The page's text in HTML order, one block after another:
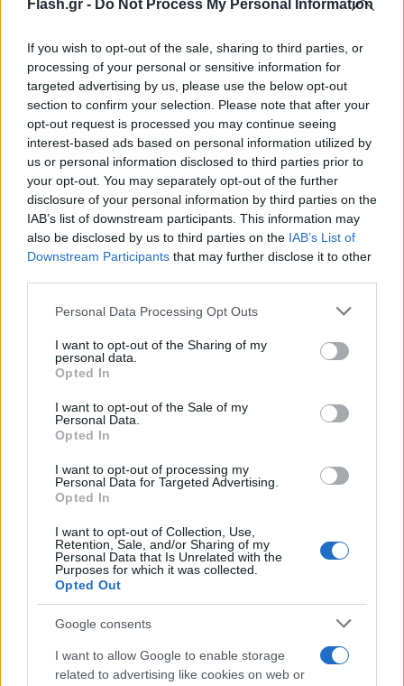
Flash.gr - Do Not Process My Personal Information
If you wish to opt-out of the sale, sharing to third parties, or
processing of your personal or sensitive information for
targeted advertising by us, please use the below opt-out
section to confirm your selection. Please note that after your
opt-out request is processed you may continue seeing
interest-based ads based on personal information utilized by
us or personal information disclosed to third parties prior to
your opt-out. You may separately opt-out of the further
disclosure of your personal information by third parties on the
IAB’s list of downstream participants. This information may
also be disclosed by us to third parties on the IAB’s List of
Downstream Participants that may further disclose it to other
Please note that this website/app uses one or more Google
not limited to your visit or usage behaviour. You may click to
grant or deny consent to Google and its third-party tags to
use your data for below specified purposes in below Google
consent section.
Personal Data Processing Opt Outs
I want to opt-out of the Sharing of my
personal data.
Opted In
I want to opt-out of the Sale of my
Personal Data.
Opted In
I want to opt-out of processing my
Personal Data for Targeted Advertising.
Opted In
I want to opt-out of Collection, Use,
Retention, Sale, and/or Sharing of my
Personal Data that Is Unrelated with the
Purposes for which it was collected.
Opted Out
Google consents
I want to allow Google to enable storage
related to advertising like cookies on web or
20:30οΠΑΟΚδοκιμάζεται στην
Τρίπολη
κόντρα στονΑστέρα
μετά την εντός έδρας ήττα από τον
στην πρεμιέρα. Ο Μίλαν Ράσταβατς δεν
υπολογίζει στις υπηρεσίες των Αλί Μπαμπά,
Ιγκλέσιας και Τιλίκα, ενώ εκτός παραμένει ο Σονί.
Με εκπλήξεις οι επιλογές του Ραζβάν Λουτσέσκου,
αφού επέστρεψε στην αποστολή ο Ζίβκοβιτς, ενώ
εκτός έμειναν οι Καγκάβα-Τέιλορ.